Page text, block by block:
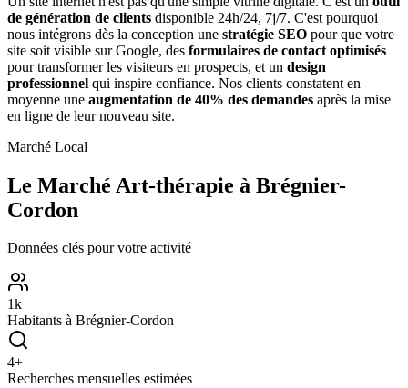
de génération de clients disponible 24h/24, 7j/7. C'est pourquoi
nous intégrons dès la conception une stratégie SEO pour que votre
site soit visible sur Google, des formulaires de contact optimisés
pour transformer les visiteurs en prospects, et un design
professionnel qui inspire confiance. Nos clients constatent en
moyenne une augmentation de 40% des demandes après la mise
en ligne de leur nouveau site.
Marché Local
Le Marché Art-thérapie à Brégnier-
Cordon
Données clés pour votre activité
1k
Habitants à Brégnier-Cordon
4+
Recherches mensuelles estimées